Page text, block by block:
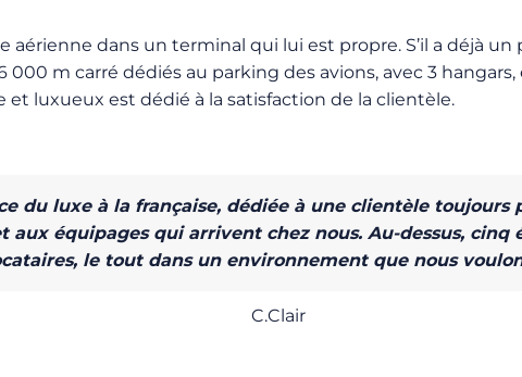
aérienne dans un terminal qui lui est propre. S’il a déjà
000 m carré dédiés au parking des avions, avec 3
luxueux est dédié à la satisfaction de la clientèle.
du luxe à la française, dédiée à une clientèle
aux équipages qui arrivent chez nous. Au-dessus,
le tout dans un environnement que nous
C.Clair